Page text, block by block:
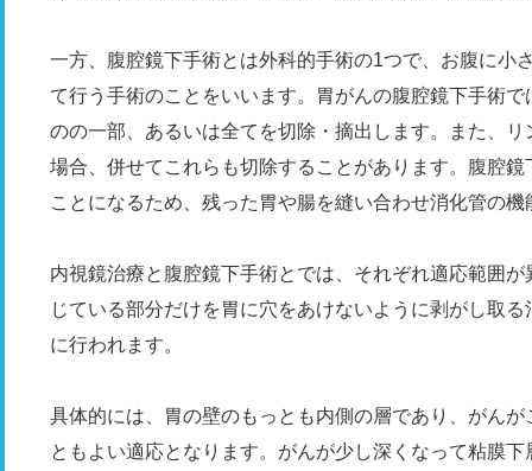
一方、腹腔鏡下手術とは外科的手術の1つで、お腹に小
て行う手術のことをいいます。胃がんの腹腔鏡下手術
のの一部、あるいは全てを切除・摘出します。また、
場合、併せてこれらも切除することがあります。腹腔
ことになるため、残った胃や腸を縫い合わせ消化管の
内視鏡治療と腹腔鏡下手術とでは、それぞれ適応範囲
じている部分だけを胃に穴をあけないように剥がし取
に行われます。
具体的には、胃の壁のもっとも内側の層であり、がん
ともよい適応となります。がんが少し深くなって粘膜